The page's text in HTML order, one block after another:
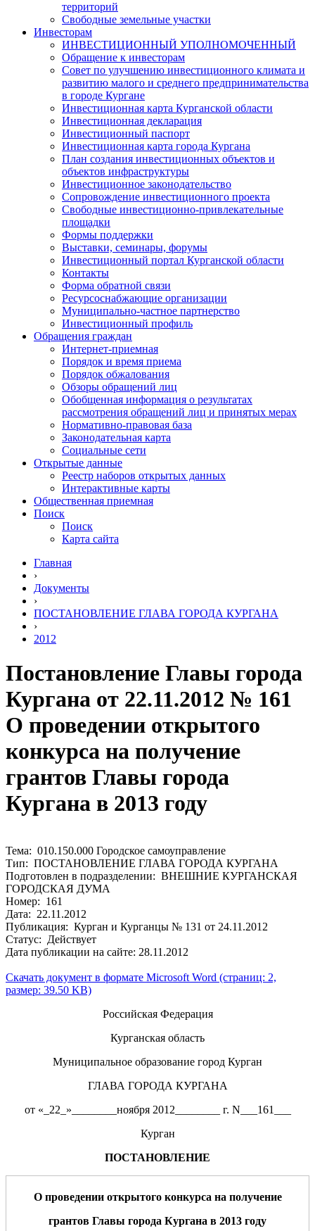
территорий
Свободные земельные участки
Инвесторам
ИНВЕСТИЦИОННЫЙ УПОЛНОМОЧЕННЫЙ
Обращение к инвесторам
Совет по улучшению инвестиционного климата и
развитию малого и среднего предпринимательства
в городе Кургане
Инвестиционная карта Курганской области
Инвестиционная декларация
Инвестиционный паспорт
Инвестиционная карта города Кургана
План создания инвестиционных объектов и
объектов инфраструктуры
Инвестиционное законодательство
Сопровождение инвестиционного проекта
Свободные инвестиционно-привлекательные
площадки
Формы поддержки
Выставки, семинары, форумы
Инвестиционный портал Курганской области
Контакты
Форма обратной связи
Ресурсоснабжающие организации
Муниципально-частное партнерство
Инвестиционный профиль
Обращения граждан
Интернет-приемная
Порядок и время приема
Порядок обжалования
Обзоры обращений лиц
Обобщенная информация о результатах
рассмотрения обращений лиц и принятых мерах
Нормативно-правовая база
Законодательная карта
Социальные сети
Открытые данные
Реестр наборов открытых данных
Интерактивные карты
Общественная приемная
Поиск
Поиск
Карта сайта
Главная
›
Документы
›
ПОСТАНОВЛЕНИЕ ГЛАВА ГОРОДА КУРГАНА
›
2012
Постановление Главы города
Кургана от 22.11.2012 № 161
О проведении открытого
конкурса на получение
грантов Главы города
Кургана в 2013 году
Тема: 010.150.000 Городское самоуправление
Тип: ПОСТАНОВЛЕНИЕ ГЛАВА ГОРОДА КУРГАНА
Подготовлен в подразделении: ВНЕШНИЕ КУРГАНСКАЯ
ГОРОДСКАЯ ДУМА
Номер: 161
Дата: 22.11.2012
Публикация: Курган и Курганцы № 131 от 24.11.2012
Статус: Действует
Дата публикации на сайте: 28.11.2012
Скачать документ в формате Microsoft Word (страниц: 2,
размер: 39.50 KB)
Российская Федерация
Курганская область
Муниципальное образование город Курган
ГЛАВА ГОРОДА КУРГАНА
от «_22_»________ноября 2012________ г. N___161___
Курган
ПОСТАНОВЛЕНИЕ
О проведении открытого конкурса на получение
грантов Главы города Кургана в 2013 году